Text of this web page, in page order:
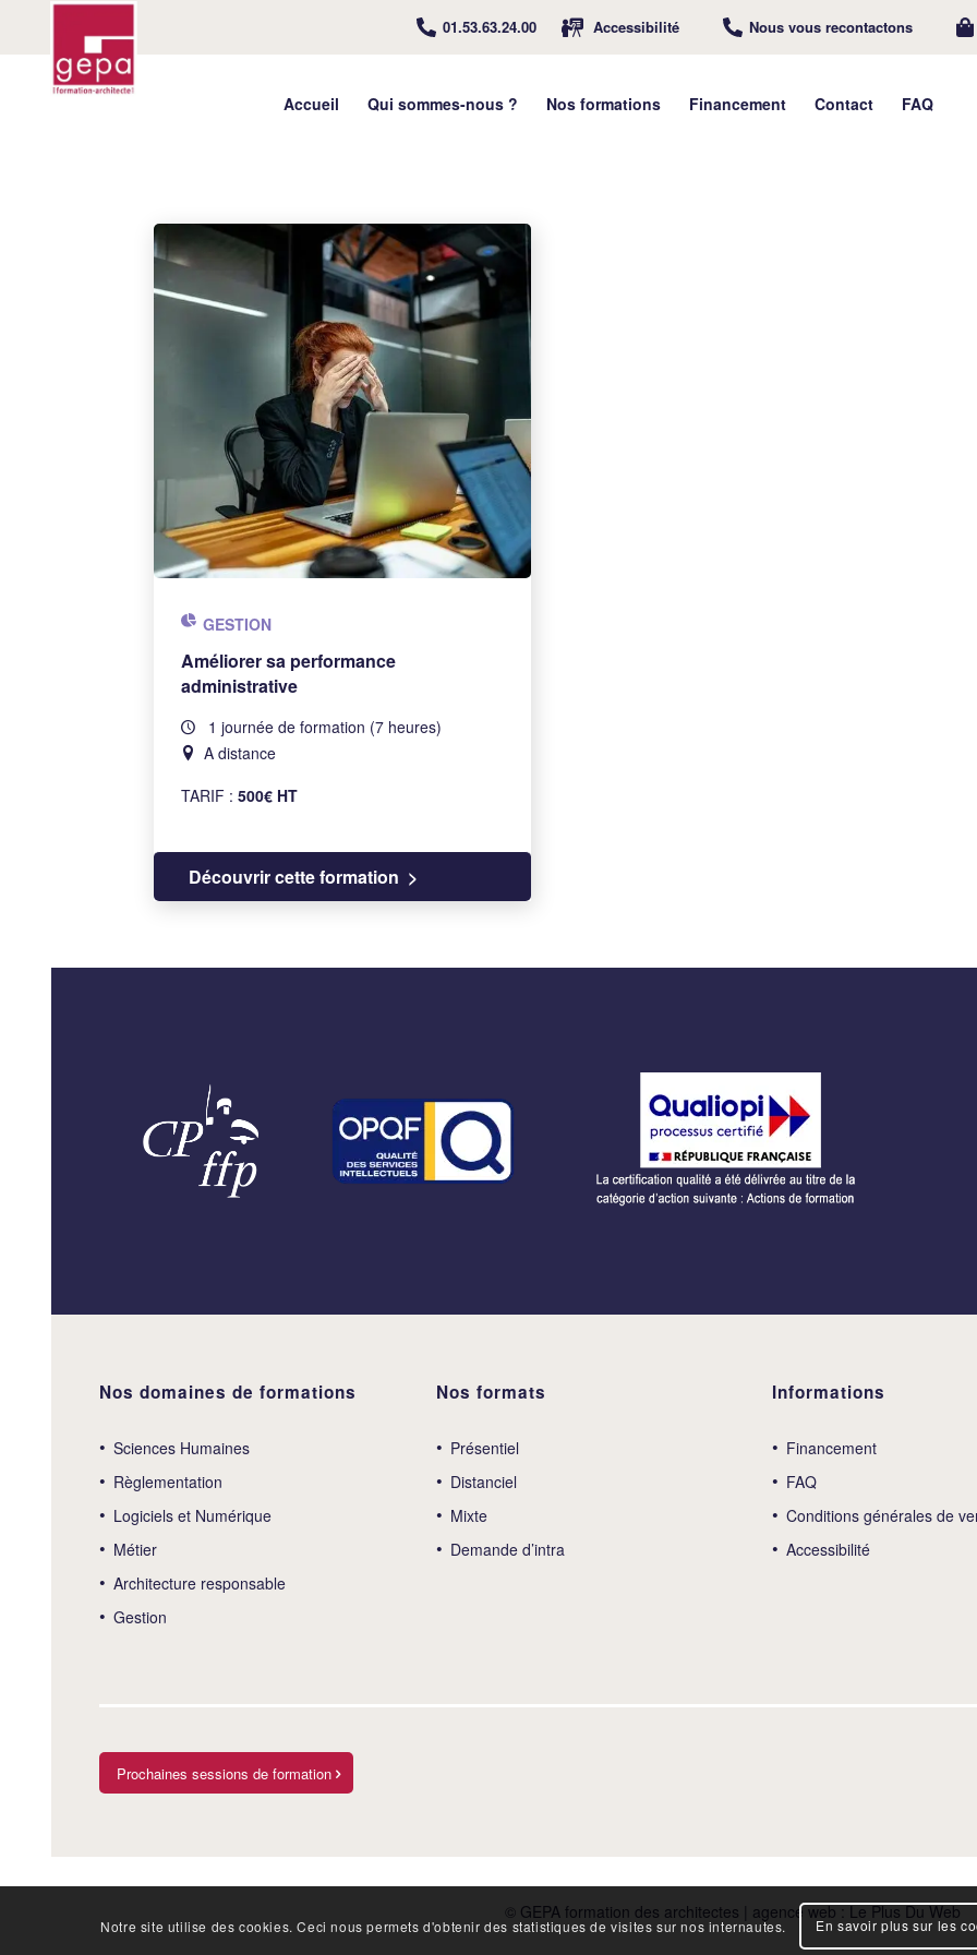
01.53.63.24.00 Accessibilité Nous vous recontactons
Accueil Qui sommes-nous ? Nos formations Financement Contact FAQ
GESTION
Améliorer sa performance
administrative
1 journée de formation (7 heures)
A distance
TARIF : 500€ HT
Découvrir cette formation
Nos domaines de formations
Sciences Humaines
Règlementation
Logiciels et Numérique
Métier
Architecture responsable
Gestion
Nos formats
Présentiel
Distanciel
Mixte
Demande d’intra
Informations
Financement
FAQ
Conditions générales de
Accessibilité
Prochaines sessions de formation
© GEPA formation des architectes | agence web :Le Plus Du Web
Notre site utilise des cookies. Ceci nous permets d'obtenir des statistiques de visites sur nos internautes. En savoir plus sur les